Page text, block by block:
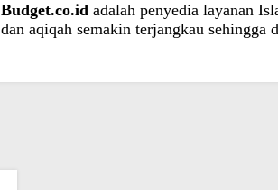
Budget.co.id adalah penyedia layanan
dan aqiqah semakin terjangkau